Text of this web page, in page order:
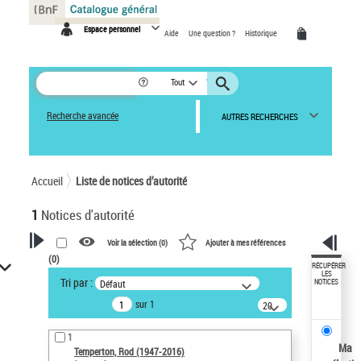
Espace personnel Aide Une question ? Historique
Tout
Recherche avancée AUTRES RECHERCHES
Accueil Liste de notices d’autorité
1 Notices d'autorité
VOTRE RECHERCHE
Recherche avancée dans les
notices d’autorité
Œuvres liées à l'auteur :
Temperton, Rod (1947-2016)
Voir la sélection (0) Ajouter à mes références
(0)
Tri par : Défaut
sur 1
20
résultats/page
1
Temperton, Rod (1947-2016)
RÉCUPÉRER
LES
NOTICES
Ma
Panneau de gestion des cookies